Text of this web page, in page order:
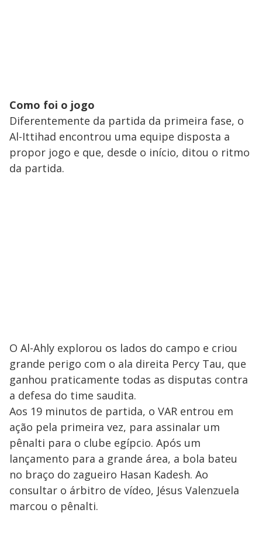
Como foi o jogo
Diferentemente da partida da primeira fase, o
Al-Ittihad encontrou uma equipe disposta a
propor jogo e que, desde o início, ditou o ritmo
da partida.
O Al-Ahly explorou os lados do campo e criou
grande perigo com o ala direita Percy Tau, que
ganhou praticamente todas as disputas contra
a defesa do time saudita.
Aos 19 minutos de partida, o VAR entrou em
ação pela primeira vez, para assinalar um
pênalti para o clube egípcio. Após um
lançamento para a grande área, a bola bateu
no braço do zagueiro Hasan Kadesh. Ao
consultar o árbitro de vídeo, Jésus Valenzuela
marcou o pênalti.